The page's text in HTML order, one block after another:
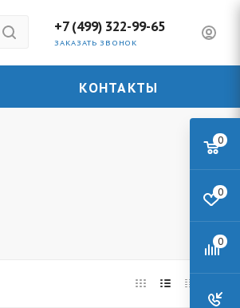
+7 (499) 322-99-65
ЗАКАЗАТЬ ЗВОНОК
КОНТАКТЫ
0
0
0